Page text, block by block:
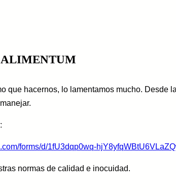
ALIMENTUM
que hacernos, lo lamentamos mucho.
forms/d/1fU3dqp0wq-
normas de calidad e inocuidad.